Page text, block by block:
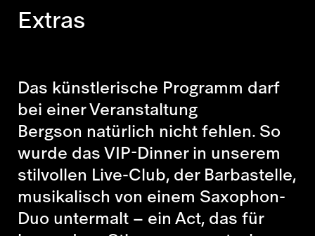
Extras
Das künstlerische Programm darf
bei einer Veranstaltung
Bergson natürlich nicht fehlen. So
wurde das VIP-Dinner in unserem
stilvollen Live-Club, der Barbastelle,
musikalisch von einem Saxophon-
Duo untermalt – ein Act, das für